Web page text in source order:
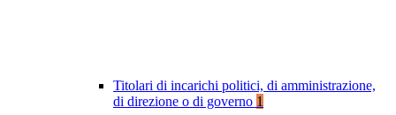
Titolari di incarichi politici, di amministrazione,
di direzione o di governo 1